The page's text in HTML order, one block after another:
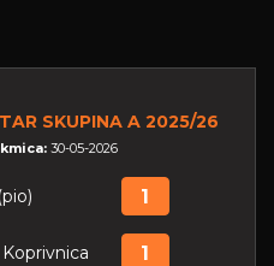
SKUPINA A 2025/26
30-05-2026
1
1